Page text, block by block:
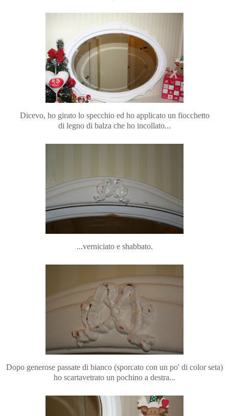
Dicevo, ho girato lo specchio ed ho applicato un fiocchetto
di legno di balza che ho incollato...
...verniciato e shabbato.
Dopo generose passate di bianco (sporcato con un po' di color seta)
ho scartavetrato un pochino a destra...